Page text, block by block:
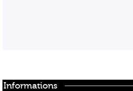
Informations